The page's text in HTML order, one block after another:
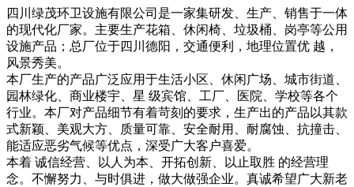
四川绿茂环卫设施有限公司是一家集研发、生产、销售于一体
的现代化厂家。主要生产花箱、休闲椅、垃圾桶、岗亭等公用
设施产品；总厂位于四川德阳，交通便利，地理位置优 越，
风景秀美。
本厂生产的产品广泛应用于生活小区、休闲广场、城市街道、
园林绿化、商业楼宇、星 级宾馆、工厂、医院、学校等各个
行业。本厂对产品细节有着苛刻的要求，生产出的产品以其款
式新颖、美观大方、质量可靠、安全耐用、耐腐蚀、抗撞击、
能适应恶劣气候等优点，深受广大客户喜爱。
本着 诚信经营、以人为本、开拓创新、以止取胜 的经营理
念。不懈努力、与时俱进，做大做强企业。真诚希望广大新老